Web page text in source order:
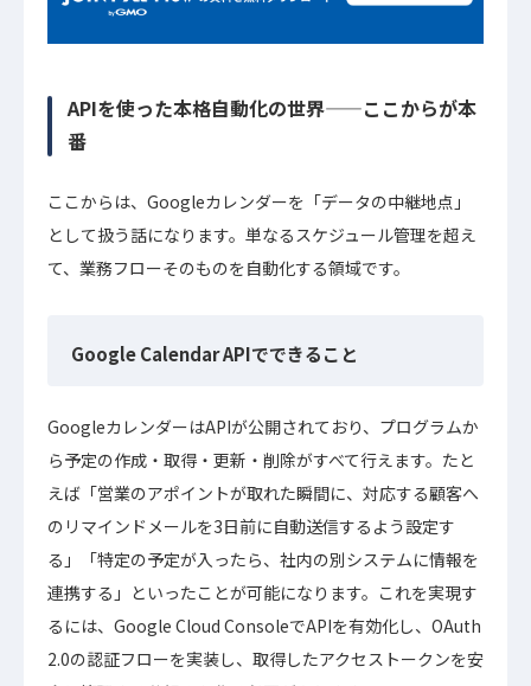
APIを使った本格自動化の世界——ここからが本
番
ここからは、Googleカレンダーを「データの中継地点」
として扱う話になります。単なるスケジュール管理を超え
て、業務フローそのものを自動化する領域です。
Google Calendar APIでできること
GoogleカレンダーはAPIが公開されており、プログラムか
ら予定の作成・取得・更新・削除がすべて行えます。たと
えば「営業のアポイントが取れた瞬間に、対応する顧客へ
のリマインドメールを3日前に自動送信するよう設定す
る」「特定の予定が入ったら、社内の別システムに情報を
連携する」といったことが可能になります。これを実現す
るには、Google Cloud ConsoleでAPIを有効化し、OAuth
2.0の認証フローを実装し、取得したアクセストークンを安